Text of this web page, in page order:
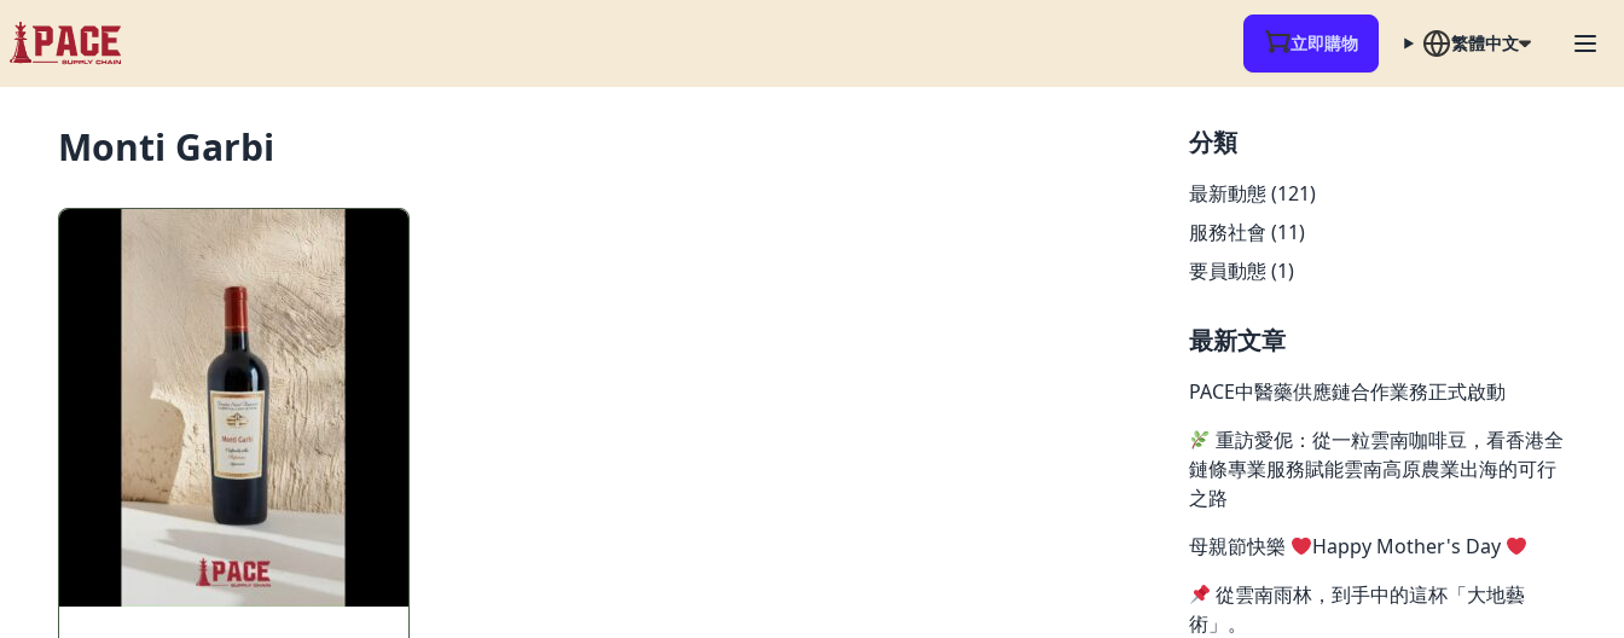
立即購物 繁體中文
Monti Garbi 分類
最新動態(121)
服務社會 (11)
要員動態(1)
最新文章
PACE中醫藥供應鏈合作業務正式啟動
重訪愛伲：從一粒雲南咖啡豆，看香港全
鏈條專業服務賦能雲南高原農業出海的可行
之路
母親節快樂
Happy Mother's Day
從雲南雨林，到手中的這杯「大地藝
術」。